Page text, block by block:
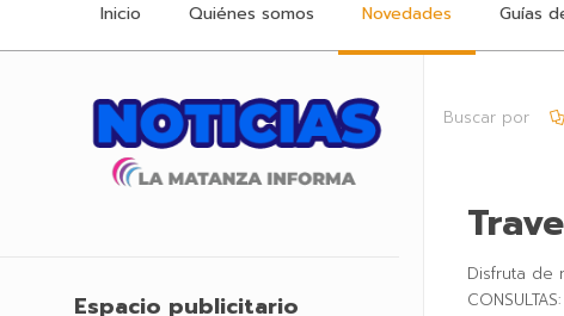
Inicio Quiénes somos Novedades Guías
Buscar por
Disfruta de
Espacio publicitario